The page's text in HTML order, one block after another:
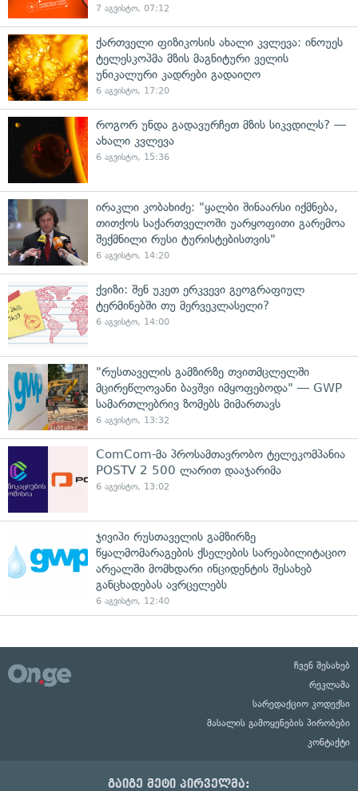
7 აგვისტო, 07:12
ქართველი ფიზიკოსის ახალი კვლევა: ინოუეს
ტელესკოპმა მზის მაგნიტური ველის
უნიკალური კადრები გადაიღო
6 აგვისტო, 17:20
როგორ უნდა გადავურჩეთ მზის სიკვდილს? —
ახალი კვლევა
6 აგვისტო, 15:36
ირაკლი კობახიძე: "ყალბი შინაარსი იქმნება,
თითქოს საქართველოში უარყოფითი გარემოა
შექმნილი რუსი ტურისტებისთვის"
6 აგვისტო, 14:20
ქვიზი: შენ უკეთ ერკვევი გეოგრაფიულ
ტერმინებში თუ მერვეკლასელი?
6 აგვისტო, 14:00
"რუსთაველის გამზირზე თვითმცლელში
მცირეწლოვანი ბავშვი იმყოფებოდა" — GWP
სამართლებრივ ზომებს მიმართავს
6 აგვისტო, 13:32
ComCom-მა პროსამთავრობო ტელეკომპანია
POSTV 2 500 ლარით დააჯარიმა
6 აგვისტო, 13:02
ჯივიპი რუსთაველის გამზირზე
წყალმომარაგების ქსელების სარეაბილიტაციო
არეალში მომხდარი ინციდენტის შესახებ
განცხადებას ავრცელებს
6 აგვისტო, 12:40
ჩვენ შესახებ
რეკლამა
სარედაქციო კოდექსი
მასალის გამოყენების პირობები
კონტაქტი
გაიგე მეტი პირველმა: